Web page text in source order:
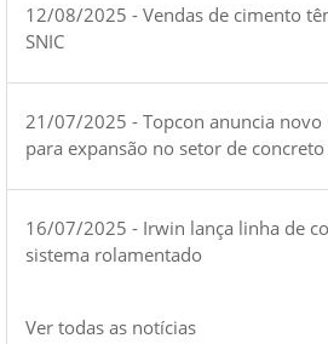
12/08/2025 - Vendas de cimento
SNIC
21/07/2025 - Topcon anuncia novo
para expansão no setor de concreto
16/07/2025 - Irwin lança linha de
sistema rolamentado
Ver todas as notícias